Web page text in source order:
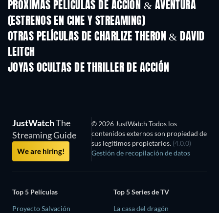
PRÓXIMAS PELÍCULAS DE ACCIÓN & AVENTURA
(ESTRENOS EN CINE Y STREAMING)
OTRAS PELÍCULAS DE CHARLIZE THERON & DAVID
LEITCH
JOYAS OCULTAS DE THRILLER DE ACCIÓN
JustWatchThe
Streaming Guide
We are hiring!
© 2026 JustWatch Todos los
contenidos externos son propiedad de
sus legítimos propietarios. (4.0.0)
Gestión de recopilación de datos
Top 5 Películas
Proyecto Salvación
Top 5 Series de TV
La casa del dragón